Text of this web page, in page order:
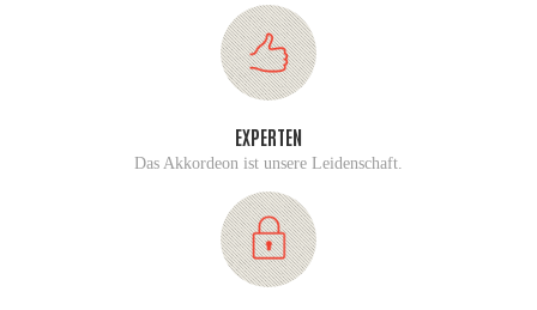
EXPERTEN
Das Akkordeon ist unsere Leidenschaft.